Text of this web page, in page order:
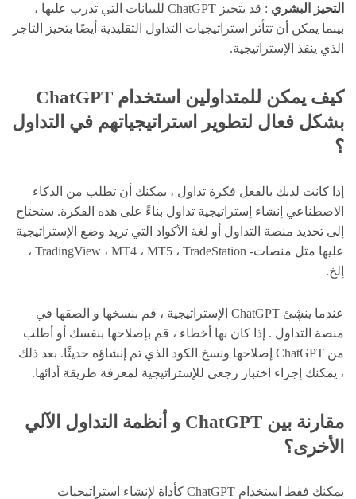
التحيز البشري
: قد يتحيز ChatGPT للبيانات التي تدرب عليها ،
بينما يمكن أن تتأثر استراتيجيات التداول التقليدية أيضًا بتحيز التاجر
الذي ينفذ الإستراتيجية.
كيف يمكن للمتداولين استخدام ChatGPT
بشكل فعال لتطوير استراتيجياتهم في التداول
؟
إذا كانت لديك بالفعل فكرة تداول ، يمكنك أن تطلب من الذكاء
الاصطناعي إنشاء إستراتيجية تداول بناءً على هذه الفكرة. ستحتاج
إلى تحديد منصة التداول أو لغة الأكواد التي تريد وضع الإستراتيجية
عليها مثل منصات- TradingView ، MT4 ، MT5 ، TradeStation ،
إلخ.
عندما ينڜئ ChatGPT الإستراتيجية ، قم بنسخها و الصقها في
منصة التداول . إذا كان بها أخطاء ، قم بإصلاحها بنفسك أو أطلب
من ChatGPT إصلاحها ونسخ الكود الذي تم إنشاؤه حديثًا. بعد ذلك
، يمكنك إجراء اختبار رجعي للإستراتيجية لمعرفة طريقة أدائها.
مقارنة بين ChatGPT و أنظمة التداول الآلي
الأخرى؟
يمكنك فقط استخدام ChatGPT كأداة لإنشاء استراتيجيات